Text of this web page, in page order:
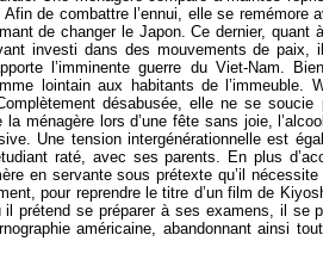
de combattre l’ennui, elle se remémore
de changer le Japon. Ce dernier, quant
investi dans des mouvements de
l’imminente guerre du Viet-Nam.
lointain aux habitants de l’immeuble.
désabusée, elle ne se soucie
ménagère lors d’une fête sans joie,
Une tension intergénérationnelle est
raté, avec ses parents. En plus
en servante sous prétexte qu’il
pour reprendre le titre d’un film de
prétend se préparer à ses examens, il se
américaine, abandonnant ainsi